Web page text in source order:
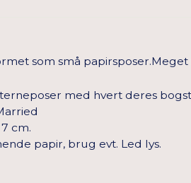
som små papirsposer.Meget
med hvert deres
7 cm.
papir, brug evt. Led lys.